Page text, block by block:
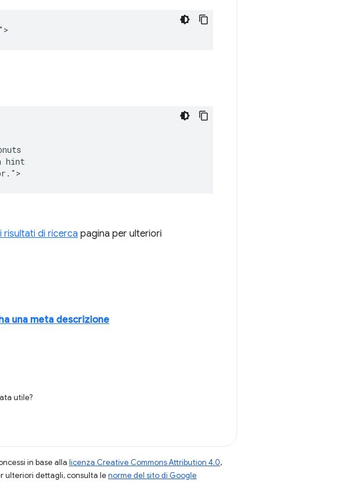
hint
risultati di ricerca pagina per ulteriori
una meta descrizione
utile?
in base alla licenza Creative Commons Attribution 4.0,
ulteriori dettagli, consulta lenorme del sito di Google